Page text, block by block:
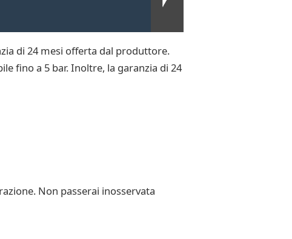
di 24 mesi offerta dal produttore.
fino a 5 bar. Inoltre, la garanzia di 24
Non passerai inosservata